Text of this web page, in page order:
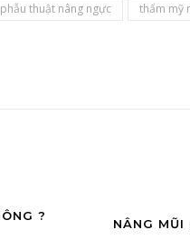
phẫu thuật nâng ngực thẩm mỹ
?
NÂNG MŨI